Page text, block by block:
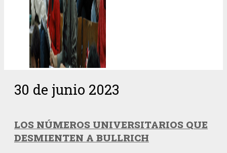
30 de junio 2023
LOS NÚMEROS UNIVERSITARIOS QUE
DESMIENTEN A BULLRICH